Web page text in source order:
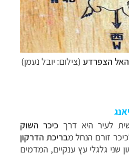
האל הצפרדע (צילום: יובל נעמן)
לעיר היא דרך כיכר השוק
בריכת הדרקון
שני גלגלי עץ ענקיים, המדמים
למזרח הרחוקלחצו לרשימת יעדים »
לפולינזיה הצרפתית לחצו לפרטים »
לאוסטרליה וניו זילנד לחצו לרשימת